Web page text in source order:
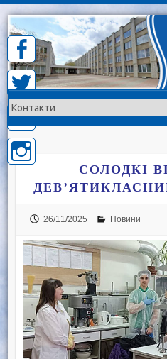
Skip
content
СОЛОДКІ
26/11/2025 Новини